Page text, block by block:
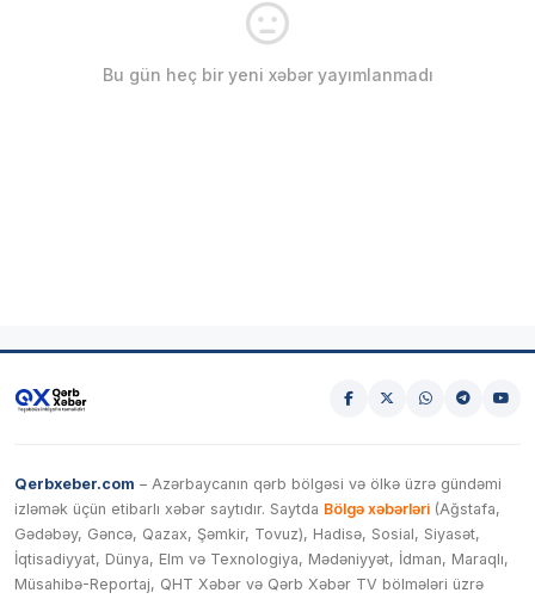
Bu gün heç bir yeni xəbər yayımlanmadı
Qerbxeber.com – Azərbaycanın qərb bölgəsi və ölkə üzrə gündəmi
izləmək üçün etibarlı xəbər saytıdır. Saytda Bölgə xəbərləri (Ağstafa,
Gədəbəy, Gəncə, Qazax, Şəmkir, Tovuz), Hadisə, Sosial, Siyasət,
İqtisadiyyat, Dünya, Elm və Texnologiya, Mədəniyyət, İdman, Maraqlı,
Müsahibə-Reportaj, QHT Xəbər və Qərb Xəbər TV bölmələri üzrə